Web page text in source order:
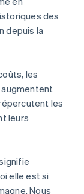
des
depuis la
les
les
leurs
elle est si
Nous